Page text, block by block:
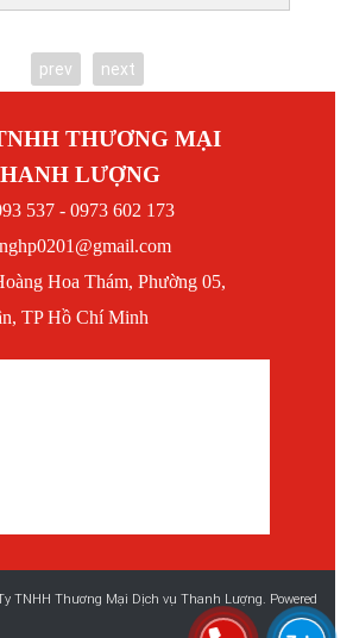
prev next
THƯƠNG MẠI
LƯỢNG
537 - 0973 602 173
Hoa Thám, Phường 05,
TP Hồ Chí Minh
TNHH Thương Mại Dịch vụ Thanh Lượng. Powered